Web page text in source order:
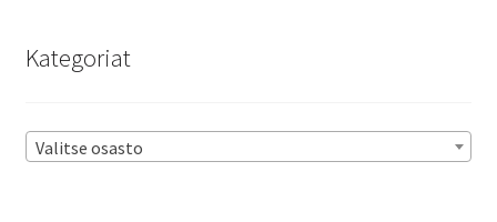
Kategoriat
Valitse osasto